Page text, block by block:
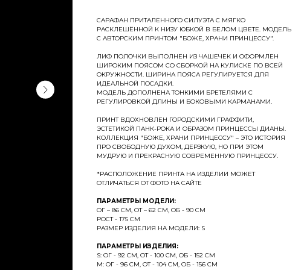
САРАФАН ПРИТАЛЕННОГО СИЛУЭТА С МЯГКО
РАСКЛЕШЁННОЙ К НИЗУ ЮБКОЙ В БЕЛОМ ЦВЕТЕ. МОДЕЛЬ
С АВТОРСКИМ ПРИНТОМ "БОЖЕ, ХРАНИ ПРИНЦЕССУ".
ЛИФ ПОЛОЧКИ ВЫПОЛНЕН ИЗ ЧАШЕЧЕК И ОФОРМЛЕН
ШИРОКИМ ПОЯСОМ СО СБОРКОЙ НА КУЛИСКЕ ПО ВСЕЙ
ОКРУЖНОСТИ. ШИРИНА ПОЯСА РЕГУЛИРУЕТСЯ ДЛЯ
ИДЕАЛЬНОЙ ПОСАДКИ.
МОДЕЛЬ ДОПОЛНЕНА ТОНКИМИ БРЕТЕЛЯМИ С
РЕГУЛИРОВКОЙ ДЛИНЫ И БОКОВЫМИ КАРМАНАМИ.
ПРИНТ ВДОХНОВЛЕН ГОРОДСКИМИ ГРАФФИТИ,
ЭСТЕТИКОЙ ПАНК-РОКА И ОБРАЗОМ ПРИНЦЕССЫ ДИАНЫ.
КОЛЛЕКЦИЯ "БОЖЕ, ХРАНИ ПРИНЦЕССУ" – ЭТО ИСТОРИЯ
ПРО СВОБОДНУЮ ДУХОМ, ДЕРЗКУЮ, НО ПРИ ЭТОМ
МУДРУЮ И ПРЕКРАСНУЮ СОВРЕМЕННУЮ ПРИНЦЕССУ.
*РАСПОЛОЖЕНИЕ ПРИНТА НА ИЗДЕЛИИ МОЖЕТ
ОТЛИЧАТЬСЯ ОТ ФОТО НА САЙТЕ
ПАРАМЕТРЫ МОДЕЛИ:
ОГ – 86 СМ, ОТ – 62 СМ, ОБ - 90 СМ
РОСТ - 175 СМ
РАЗМЕР ИЗДЕЛИЯ НА МОДЕЛИ: S
ПАРАМЕТРЫ ИЗДЕЛИЯ:
S: ОГ - 92 СМ, ОТ - 100 СМ, ОБ - 152 СМ
M: ОГ - 96 СМ, ОТ - 104 СМ, ОБ - 156 СМ